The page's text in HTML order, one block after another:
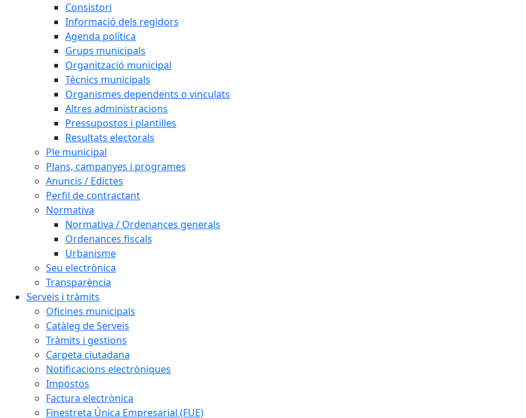
Consistori
Informació dels regidors
Agenda política
Grups municipals
Organització municipal
Tècnics municipals
Organismes dependents o vinculats
Altres administracions
Pressupostos i plantilles
Resultats electorals
Ple municipal
Plans, campanyes i programes
Anuncis / Edictes
Perfil de contractant
Normativa
Normativa / Ordenances generals
Ordenances fiscals
Urbanisme
Seu electrònica
Transparència
Serveis i tràmits
Oficines municipals
Catàleg de Serveis
Tràmits i gestions
Carpeta ciutadana
Notificacions electròniques
Impostos
Factura electrònica
Finestreta Única Empresarial (FUE)